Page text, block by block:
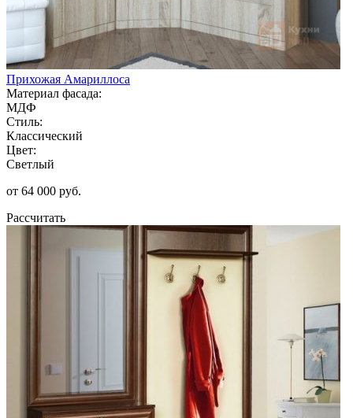
Прихожая Амариллоса
Материал фасада:
МДФ
Стиль:
Классический
Цвет:
Светлый
от 64 000 руб.
Рассчитать